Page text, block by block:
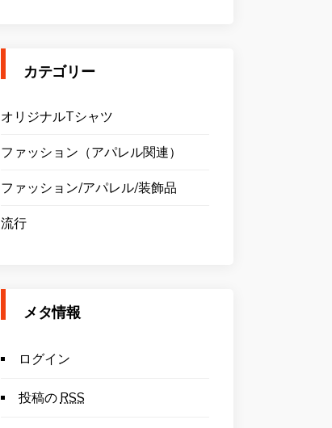
カテゴリー
オリジナルTシャツ
ファッション（アパレル関連）
ファッション/アパレル/装飾品
流行
メタ情報
ログイン
投稿の RSS